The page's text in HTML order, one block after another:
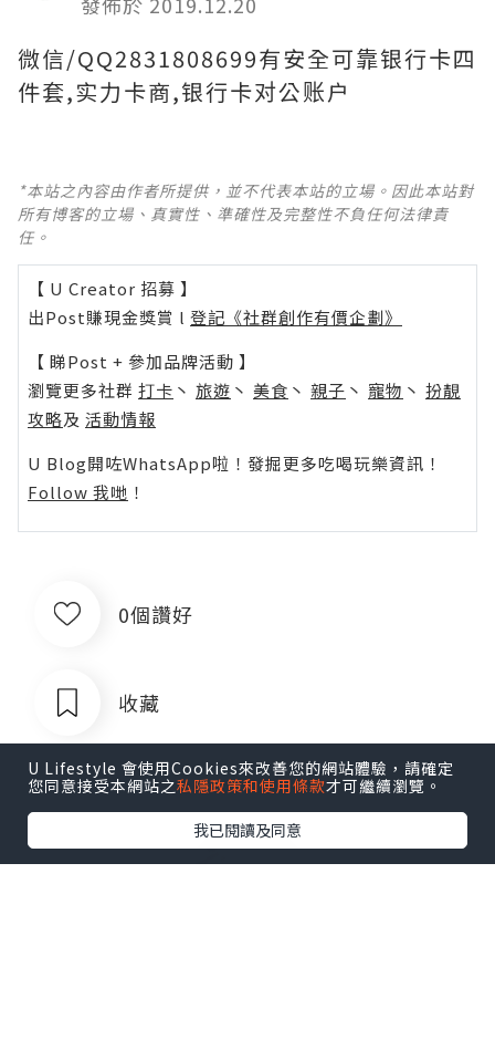
微信/QQ2831808699有安全可靠银行卡四
件套,实力卡商,银行卡对公账户
*本站之內容由作者所提供，並不代表本站的立場。因此本站對
所有博客的立場、真實性、準確性及完整性不負任何法律責
任。
【 U Creator 招募 】
出Post賺現金獎賞 l 登記《社群創作有價企劃》
【 睇Post + 參加品牌活動 】
瀏覽更多社群 打卡 丶 旅遊 丶 美食 丶 親子 丶 寵物 丶 扮靚
攻略及 活動情報
U Blog開咗WhatsApp啦！發掘更多吃喝玩樂資訊！
Follow 我哋 ！
0個讚好
收藏
U Lifestyle 會使用Cookies來改善您的網站體驗，請確定
您同意接受本網站之私隱政策和使用條款才可繼續瀏覽。
我已閱讀及同意